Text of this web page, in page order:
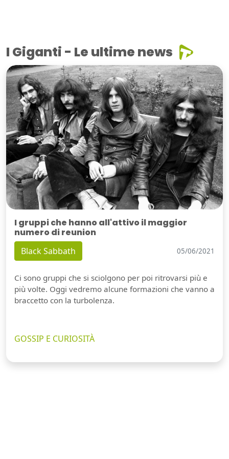
I Giganti - Le ultime news
I gruppi che hanno all'attivo il maggior
numero di reunion
Black Sabbath 05/06/2021
Ci sono gruppi che si sciolgono per poi ritrovarsi più e
più volte. Oggi vedremo alcune formazioni che vanno a
braccetto con la turbolenza.
GOSSIP E CURIOSITÀ